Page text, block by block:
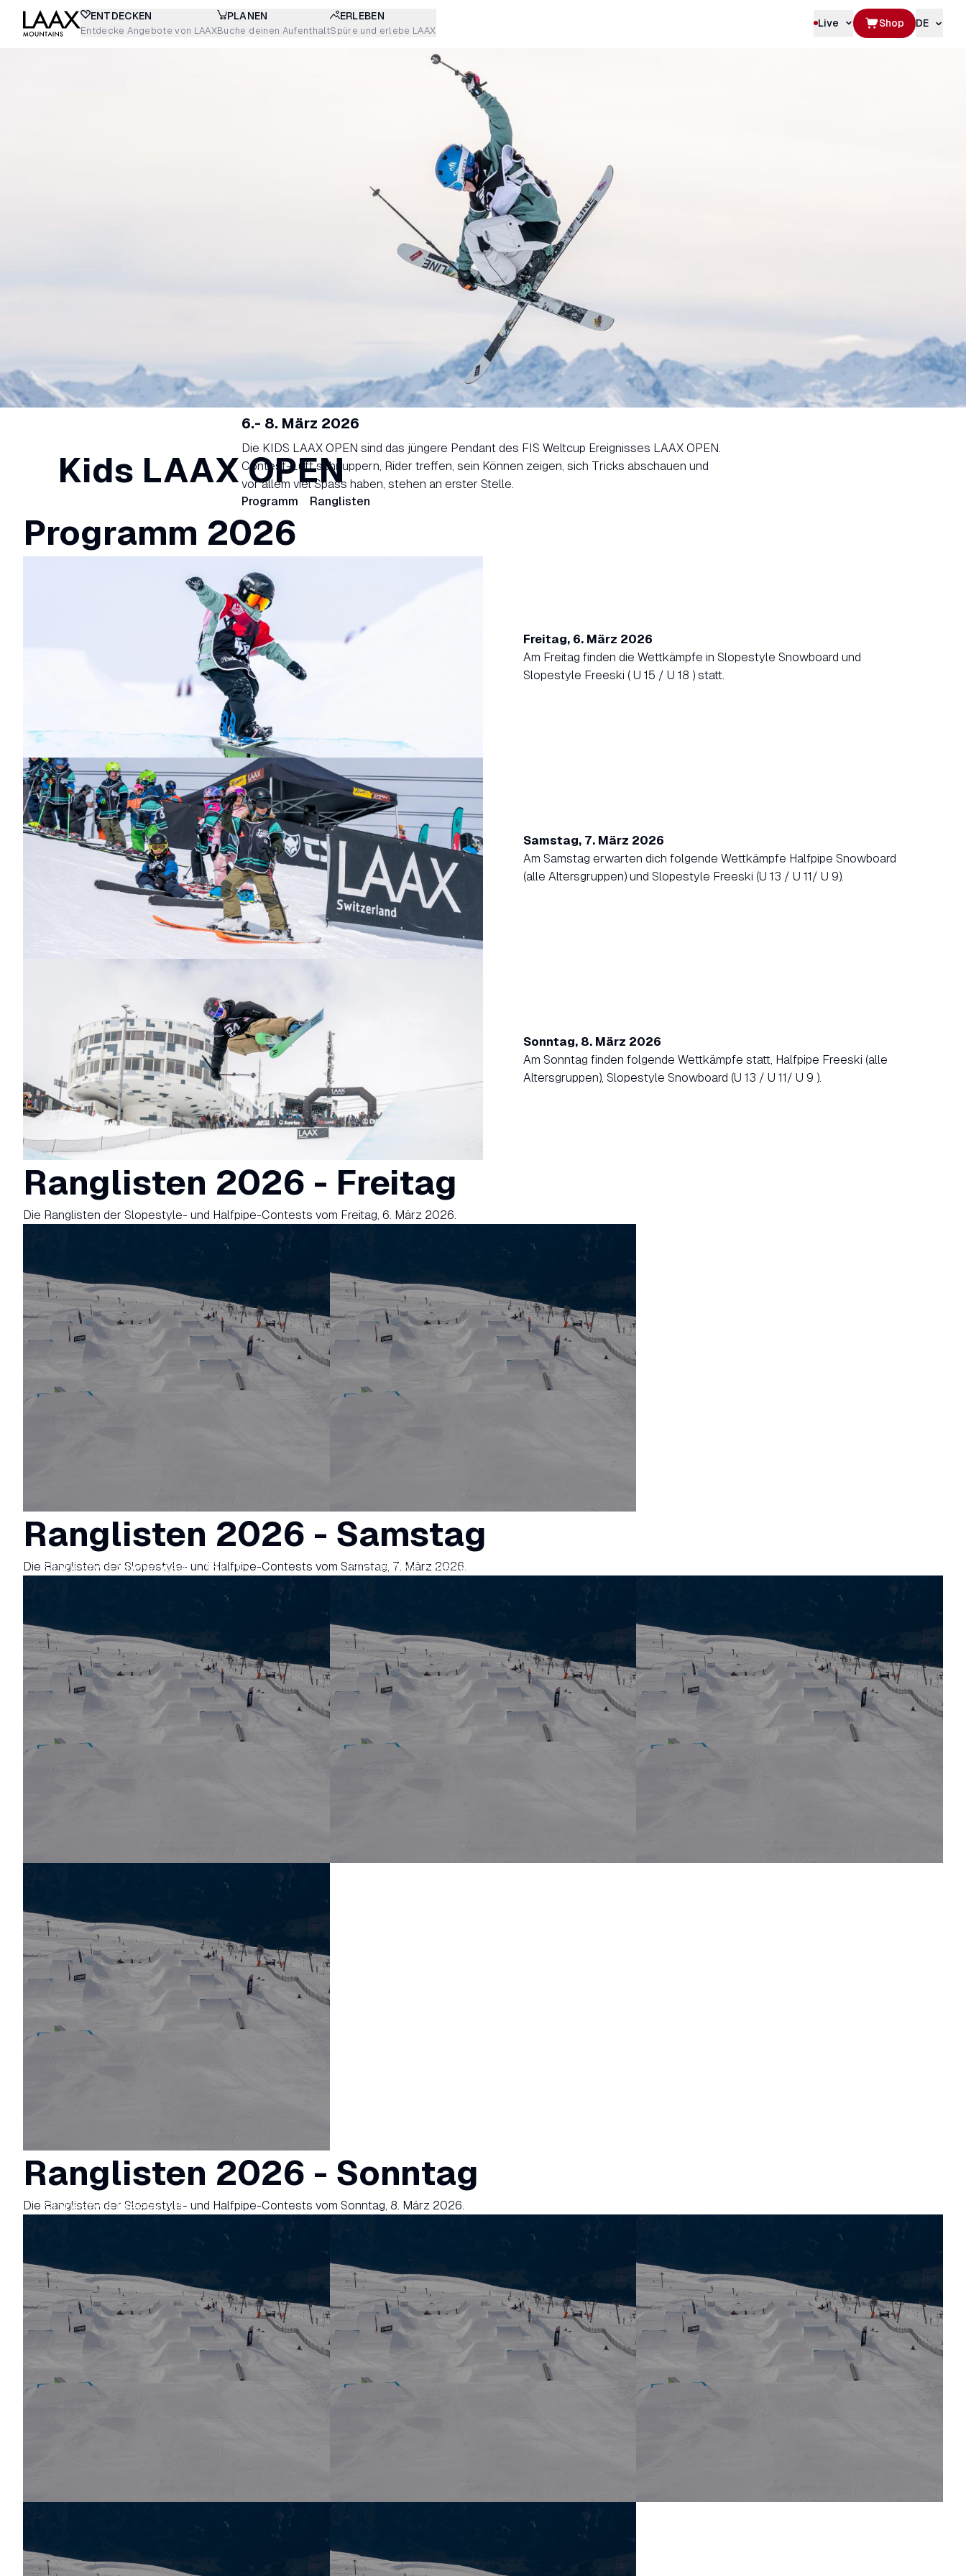
ENTDECKEN
Entdecke Angebote von LAAX
PLANEN
Buche deinen Aufenthalt
ERLEBEN
Spüre und erlebe LAAX
Live Shop DE
Kids LAAX OPEN
6.- 8. März 2026
Die KIDS LAAX OPEN sind das jüngere Pendant des FIS Weltcup Ereignisses LAAX OPEN.
Contest-Luft schnuppern, Rider treffen, sein Können zeigen, sich Tricks abschauen und
vor allem viel Spass haben, stehen an erster Stelle.
Programm
Ranglisten
Programm 2026
Freitag, 6. März 2026
Am Freitag finden die Wettkämpfe in Slopestyle Snowboard und
Slopestyle Freeski ( U 15 / U 18 ) statt.
Samstag, 7. März 2026
Am Samstag erwarten dich folgende Wettkämpfe Halfpipe Snowboard
(alle Altersgruppen) und Slopestyle Freeski (U 13 / U 11/ U 9).
Sonntag, 8. März 2026
Am Sonntag finden folgende Wettkämpfe statt, Halfpipe Freeski (alle
Altersgruppen), Slopestyle Snowboard (U 13 / U 11/ U 9 ).
Ranglisten 2026 - Freitag
Die Ranglisten der Slopestyle- und Halfpipe-Contests vom Freitag, 6. März 2026.
Slopestyle Snowboard U18/U15 Slopestyle Freeski U18/U15
Ranglisten 2026 - Samstag
Die Ranglisten der Slopestyle- und Halfpipe-Contests vom Samstag, 7. März 2026.
Slopestyle Freeski U11/U9
Slopestyle Freeski U13
Ranglisten 2026 - Sonntag
Die Ranglisten der Slopestyle- und Halfpipe-Contests vom Sonntag, 8. März 2026.
Halfpipe Freeski U13 Slopestyle Snowboard U11/U9